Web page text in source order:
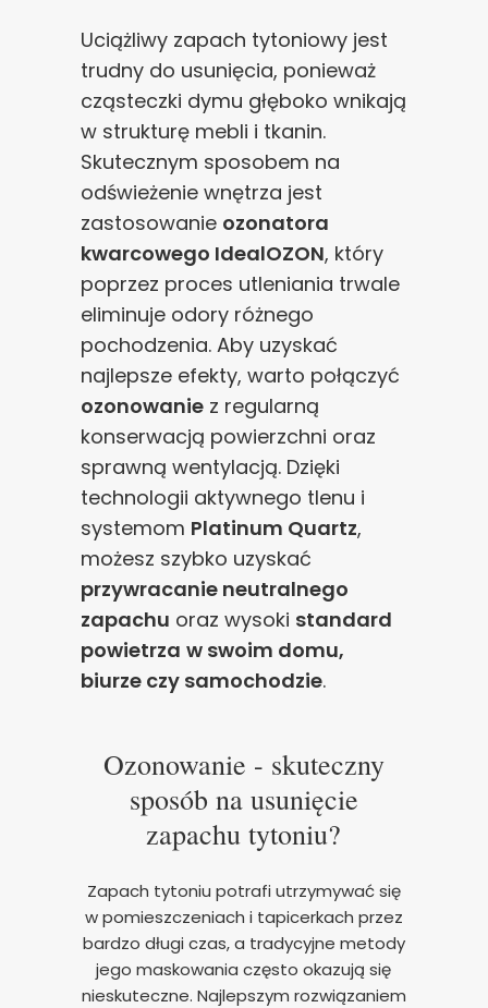
Uciążliwy zapach tytoniowy jest
trudny do usunięcia, ponieważ
cząsteczki dymu głęboko wnikają
w strukturę mebli i tkanin.
Skutecznym sposobem na
odświeżenie wnętrza jest
zastosowanie ozonatora
kwarcowego IdealOZON, który
poprzez proces utleniania trwale
eliminuje odory różnego
pochodzenia. Aby uzyskać
najlepsze efekty, warto połączyć
ozonowanie z regularną
konserwacją powierzchni oraz
sprawną wentylacją. Dzięki
technologii aktywnego tlenu i
systemom Platinum Quartz,
możesz szybko uzyskać
przywracanie neutralnego
zapachu oraz wysoki standard
powietrza w swoim domu,
biurze czy samochodzie.
Ozonowanie - skuteczny
sposób na usunięcie
zapachu tytoniu?
Zapach tytoniu potrafi utrzymywać się
w pomieszczeniach i tapicerkach przez
bardzo długi czas, a tradycyjne metody
jego maskowania często okazują się
nieskuteczne. Najlepszym rozwiązaniem